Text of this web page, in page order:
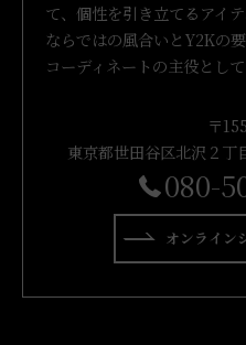
て、個性を引き立てるアイ
ならではの風合いとY2Kの
コーディネートの主役として
〒
東京都世田谷区北沢２丁
080-
オンライン